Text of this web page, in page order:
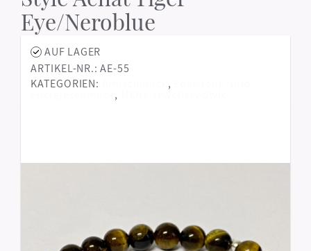
Eye/Neroblue
AUF LAGER
ARTIKEL-NR.: AE-55
KATEGORIEN:
,
,